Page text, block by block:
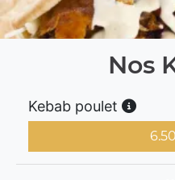
Nos
Kebab poulet
6.50